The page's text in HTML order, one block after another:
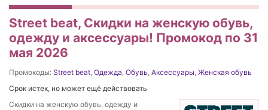
Street beat, Скидки на женскую обувь,
одежду и аксессуары! Промокод по 31
мая 2026
Промокоды: Street beat, Одежда, Обувь, Аксессуары, Женская обувь
Срок истек, но может ещё действовать
Скидки на женскую обувь, одежду и